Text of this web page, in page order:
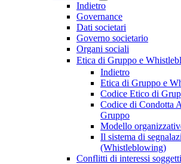
Indietro
Governance
Dati societari
Governo societario
Organi sociali
Etica di Gruppo e
Indietro
Etica di Gruppo e
Codice Etico di
Codice di Condotta
Gruppo
Modello
Il sistema di
(Whistleblowing)
Conflitti di interessi